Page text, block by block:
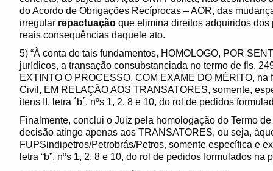
do Acordo de Obrigações Recíprocas – AOR, das
irregular repactuação que elimina direitos adquiridos
reais consequências daquele ato.
5) “À conta de tais fundamentos, HOMOLOGO, POR
jurídicos, a transação consubstanciada no termo de fls.
EXTINTO O PROCESSO, COM EXAME DO MÉRITO,
Civil, EM RELAÇÃO AOS TRANSATORES, somente,
itens II, letra ´b´, nºs 1, 2, 8 e 10, do rol de pedidos
Finalmente, conclui o Juiz pela homologação do Termo
decisão atinge apenas aos TRANSATORES, ou seja,
FUPSindipetros/Petrobrás/Petros, somente específica e
letra “b”, nºs 1, 2, 8 e 10, do rol de pedidos formulados na